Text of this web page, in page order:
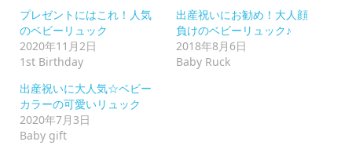
ク
リ
ッ
ク
し
て
く
さ
い
(新
し
い
ウ
プレゼントにはこれ！人気
のベビーリュック
2020年11月2日
1st Birthday
出産祝いにお勧め！大人顔
負けのベビーリュック♪
2018年8月6日
Baby Ruck
出産祝いに大人気☆ベビー
カラーの可愛いリュック
2020年7月3日
Baby gift